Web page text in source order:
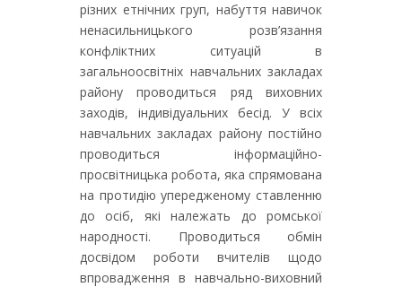
різних етнічних груп, набуття навичок
ненасильницького розв’язання
конфліктних ситуацій в
загальноосвітніх навчальних закладах
району проводиться ряд виховних
заходів, індивідуальних бесід. У всіх
навчальних закладах району постійно
проводиться інформаційно-
просвітницька робота, яка спрямована
на протидію упередженому ставленню
до осіб, які належать до ромської
народності. Проводиться обмін
досвідом роботи вчителів щодо
впровадження в навчально-виховний